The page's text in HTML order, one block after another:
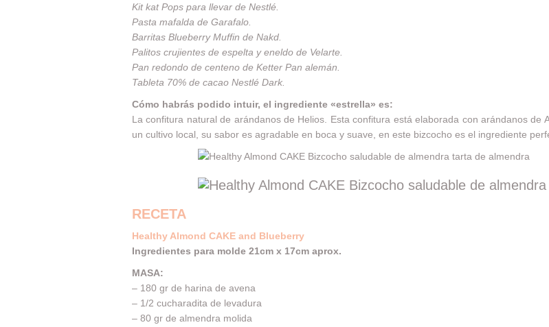
Kit katPops para llevar de Nestlé.
Pasta mafalda de Garafalo
Barritas Blueberry Muffin de Nakd
Palitos crujientes de espelta y eneldo de Velarte
Pan redondo de centeno de Ketter Pan alemán
Tableta 70% de cacao Nestlé Dark.
Cómo habrás podido intuir, el ingrediente «estrella» es:
La confitura natural de arándanos de Helios . Esta confitura está elaborada con arándanos
un cultivo local, su sabor es agradable en boca y suave, en este bizcocho es el ingrediente
RECETA
Healthy Almond CAKE and Blueberry
Ingredientes para molde 21cm x 17cm aprox.
MASA:
– 180 gr de harina de avena
– 1/2 cucharadita de levadura
– 80 gr de almendra molida